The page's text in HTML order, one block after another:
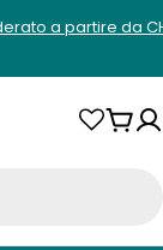
a partire da